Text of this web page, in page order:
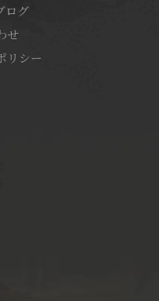
ログ
せ
リシー